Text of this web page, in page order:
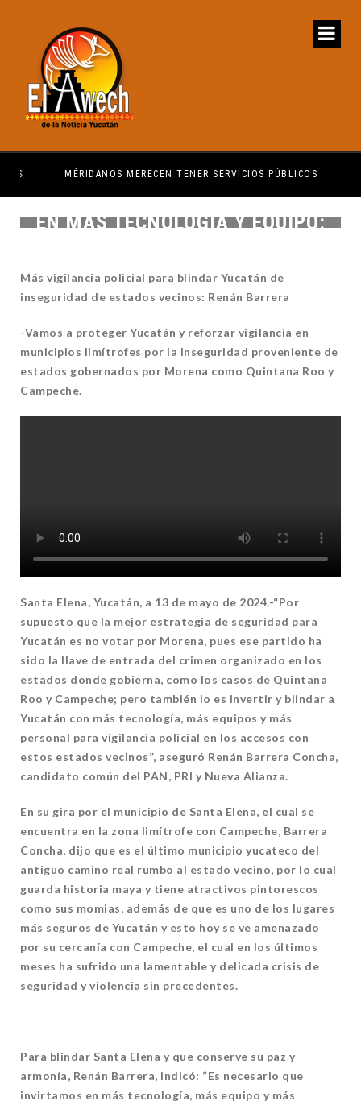
MÉRIDANOS MERECEN TENER SERVICIOS PÚBLICOS
ES IMPORTANTE QUE INVIRTAMOS
EN MÁS TECNOLOGÍA Y EQUIPO:
Más vigilancia policial para blindar Yucatán de
inseguridad de estados vecinos: Renán Barrera
-Vamos a proteger Yucatán y reforzar vigilancia en
municipios limítrofes por la inseguridad proveniente de
estados gobernados por Morena como Quintana Roo y
Campeche.
Santa Elena, Yucatán, a 13 de mayo de 2024.-“Por
supuesto que la mejor estrategia de seguridad para
Yucatán es no votar por Morena, pues ese partido ha
sido la llave de entrada del crimen organizado en los
estados donde gobierna, como los casos de Quintana
Roo y Campeche; pero también lo es invertir y blindar a
Yucatán con más tecnología, más equipos y más
personal para vigilancia policial en los accesos con
estos estados vecinos”, aseguró Renán Barrera Concha,
candidato común del PAN, PRI y Nueva Alianza.
En su gira por el municipio de Santa Elena, el cual se
encuentra en la zona limítrofe con Campeche, Barrera
Concha, dijo que es el último municipio yucateco del
antiguo camino real rumbo al estado vecino, por lo cual
guarda historia maya y tiene atractivos pintorescos
como sus momias, además de que es uno de los lugares
más seguros de Yucatán y esto hoy se ve amenazado
por su cercanía con Campeche, el cual en los últimos
meses ha sufrido una lamentable y delicada crisis de
seguridad y violencia sin precedentes.
Para blindar Santa Elena y que conserve su paz y
armonía, Renán Barrera, indicó: “Es necesario que
invirtamos en más tecnología, más equipo y más